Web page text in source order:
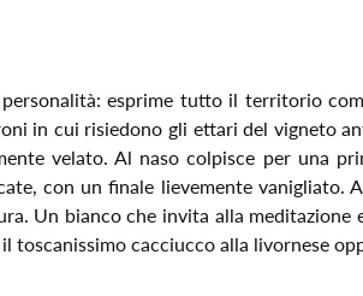
esprime tutto il territorio
in cui risiedono gli ettari del vigneto
velato. Al naso colpisce per una
con un finale lievemente vanigliato.
Un bianco che invita alla
toscanissimo cacciucco alla livornese